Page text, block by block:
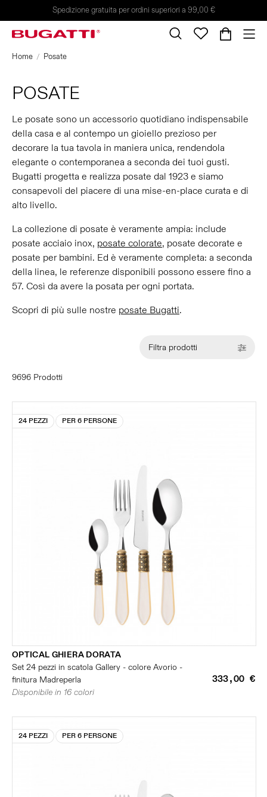
Spedizione gratuita per ordini superiori a 99,00 €
Home Posate
POSATE
Le posate sono un accessorio quotidiano indispensabile
della casa e al contempo un gioiello prezioso per
decorare la tua tavola in maniera unica, rendendola
elegante o contemporanea a seconda dei tuoi gusti.
Bugatti progetta e realizza posate dal 1923 e siamo
consapevoli del piacere di una mise-en-place curata e di
alto livello.
La collezione di posate è veramente ampia: include
posate acciaio inox, posate colorate, posate decorate e
posate per bambini. Ed è veramente completa: a seconda
della linea, le referenze disponibili possono essere fino a
57. Così da avere la posata per ogni portata.
Scopri di più sulle nostre posate Bugatti.
Filtra prodotti
9696 Prodotti
24 PEZZI PER 6 PERSONE
OPTICAL GHIERA DORATA
Set 24 pezzi in scatola Gallery - colore Avorio -
finitura Madreperla
333,00 €
Disponibile in 16 colori
24 PEZZI PER 6 PERSONE